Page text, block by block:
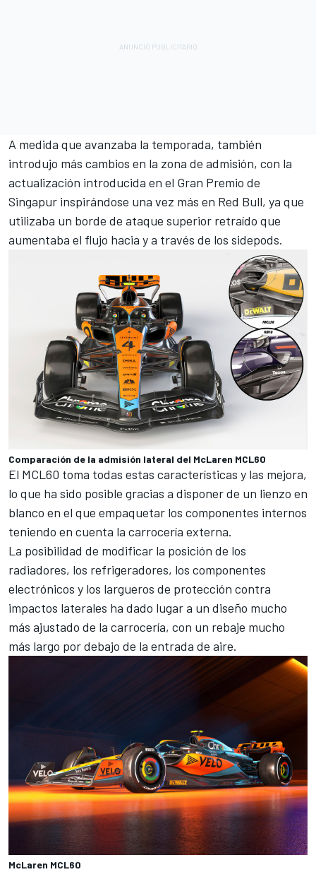
A medida que avanzaba la temporada, también
introdujo más cambios en la zona de admisión, con la
actualización introducida en el Gran Premio de
Singapur inspirándose una vez más en Red Bull, ya que
utilizaba un borde de ataque superior retraído que
aumentaba el flujo hacia y a través de los sidepods.
Comparación de la admisión lateral del McLaren MCL60
El MCL60 toma todas estas características y las mejora,
lo que ha sido posible gracias a disponer de un lienzo en
blanco en el que empaquetar los componentes internos
teniendo en cuenta la carrocería externa.
La posibilidad de modificar la posición de los
radiadores, los refrigeradores, los componentes
electrónicos y los largueros de protección contra
impactos laterales ha dado lugar a un diseño mucho
más ajustado de la carrocería, con un rebaje mucho
más largo por debajo de la entrada de aire.
McLaren MCL60